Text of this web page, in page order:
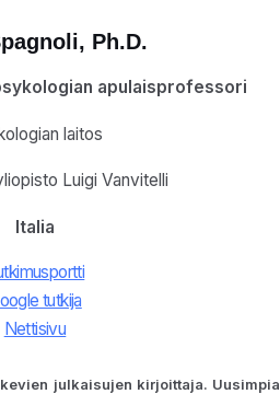
, Ph.D.
apulaisprofessori
laitos
Luigi Vanvitelli
Italia
tutkija
Nettisivu
julkaisujen kirjoittaja. Uusimpia